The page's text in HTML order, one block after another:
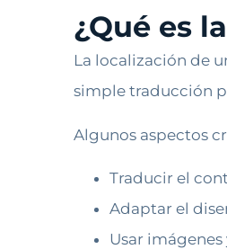
¿Qué es
La localización de
simple traducción
Algunos aspectos
Traducir el
Adaptar el
Usar